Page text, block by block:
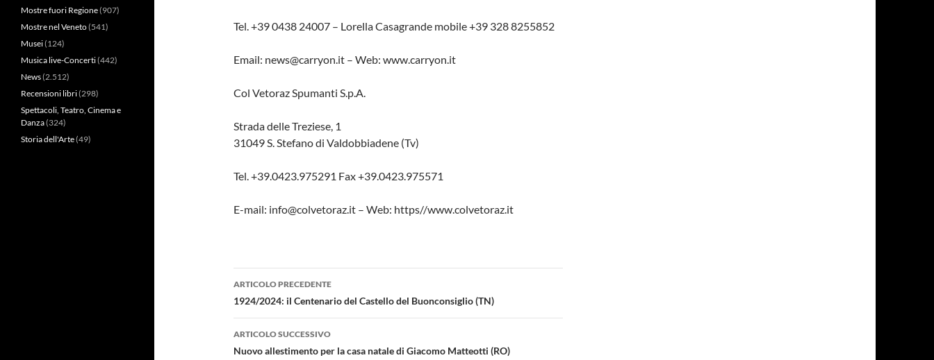
Tel. +39 0438 24007 – Lorella Casagrande mobile +39 328 8255852
Email: news@carryon.it – Web: www.carryon.it
Col Vetoraz Spumanti S.p.A.
Strada delle Treziese, 1
31049 S. Stefano di Valdobbiadene (Tv)
Tel. +39.0423.975291 Fax +39.0423.975571
E-mail: info@colvetoraz.it – Web: https//www.colvetoraz.it
Navigazione
articolo
ARTICOLO PRECEDENTE
1924/2024: il Centenario del Castello del Buonconsiglio (TN)
ARTICOLO SUCCESSIVO
Nuovo allestimento per la casa natale di Giacomo Matteotti (RO)
Mostre fuori Regione(907)
Mostre nel Veneto(541)
Musei(124)
Musica live-Concerti(442)
News(2.512)
Recensioni libri(298)
Spettacoli, Teatro, Cinema e
Danza(324)
Storia dell'Arte(49)